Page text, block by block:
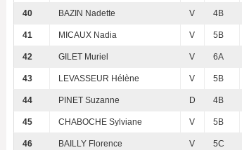
40 BAZIN Nadette V 4B
41 MICAUX Nadia V 5B
42 GILET Muriel V 6A
43 LEVASSEUR Hélène V 5B
44 PINET Suzanne D 4B
45 CHABOCHE Sylviane V 5B
46 BAILLY Florence V 5C